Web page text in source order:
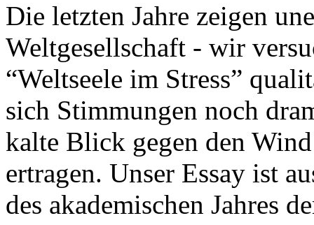
Die letzten Jahre zeigen
Weltgesellschaft - wir
“Weltseele im Stress”
sich Stimmungen noch
kalte Blick gegen den
ertragen. Unser Essay ist
des akademischen Jahres